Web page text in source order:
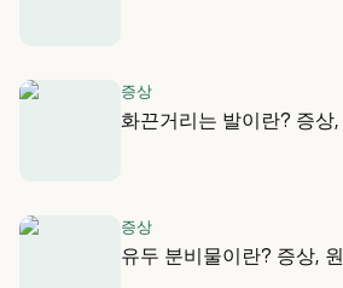
증상
화끈거리는 발이란? 증상
증상
유두 분비물이란? 증상,